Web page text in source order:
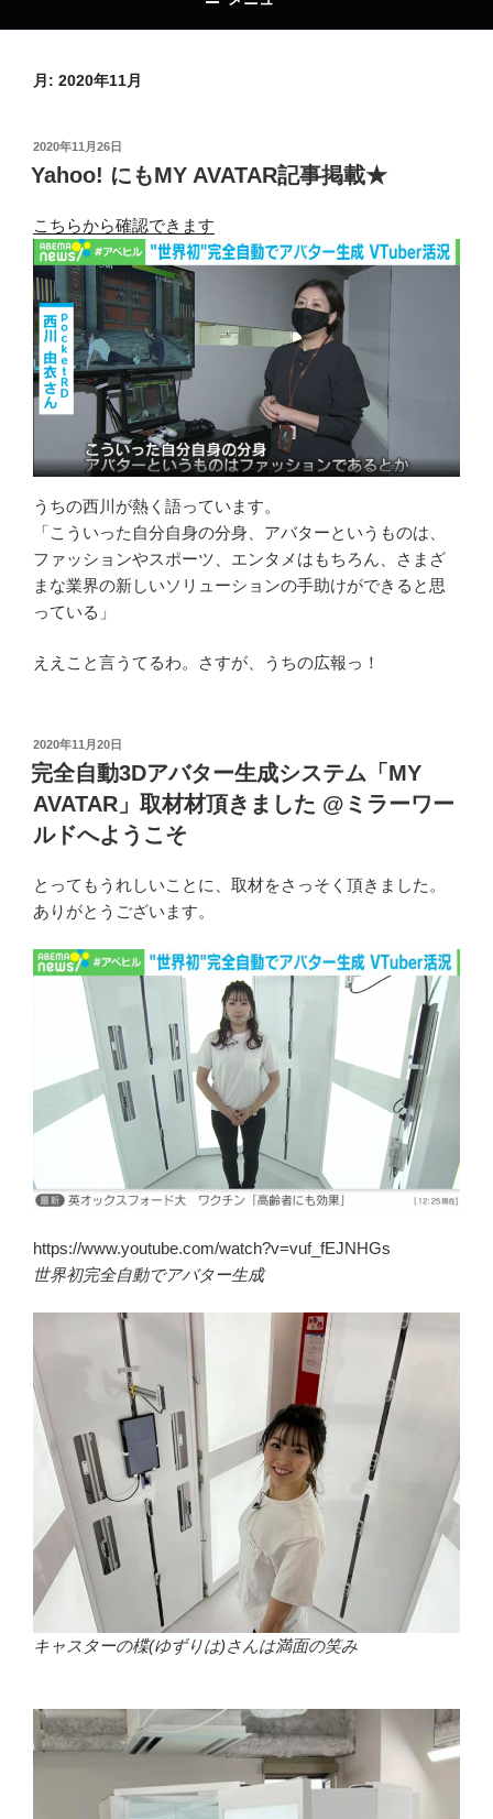
月: 2020年11月
投
稿
日:
2020年11月26日
Yahoo! にもMY AVATAR記事掲載★
こちらから確認できます
うちの西川が熱く語っています。
「こういった自分自身の分身、アバターというものは、
ファッションやスポーツ、エンタメはもちろん、さまざ
まな業界の新しいソリューションの手助けができると思
っている」
ええこと言うてるわ。さすが、うちの広報っ！
投
稿
日:
2020年11月20日
完全自動3Dアバター生成システム「MY
AVATAR」取材材頂きました @ミラーワー
ルドへようこそ
とってもうれしいことに、取材をさっそく頂きました。
ありがとうございます。
https://www.youtube.com/watch?v=vuf_fEJNHGs
世界初完全自動でアバター生成
キャスターの楪(ゆずりは)さんは満面の笑み